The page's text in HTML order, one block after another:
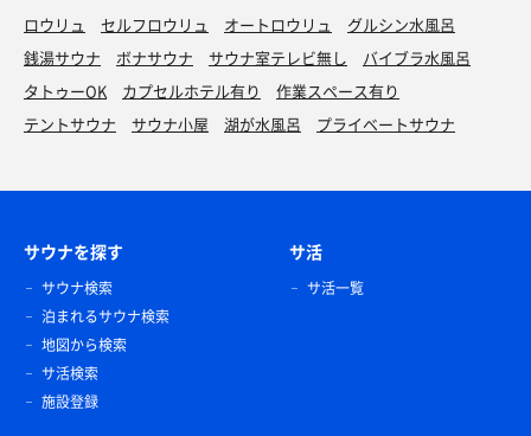
ロウリュ セルフロウリュ オートロウリュ
グルシン水風呂
銭湯サウナ
ボナサウナ サウナ室テレビ無し
バイブラ水風呂
タトゥーOK
カプセルホテル有り
作業スペース有り
テントサウナ
サウナ小屋 湖が水風呂 プライベートサウナ
サウナを探す
サウナ検索
泊まれるサウナ検索
地図から検索
サ活検索
施設登録
サ活
サ活一覧